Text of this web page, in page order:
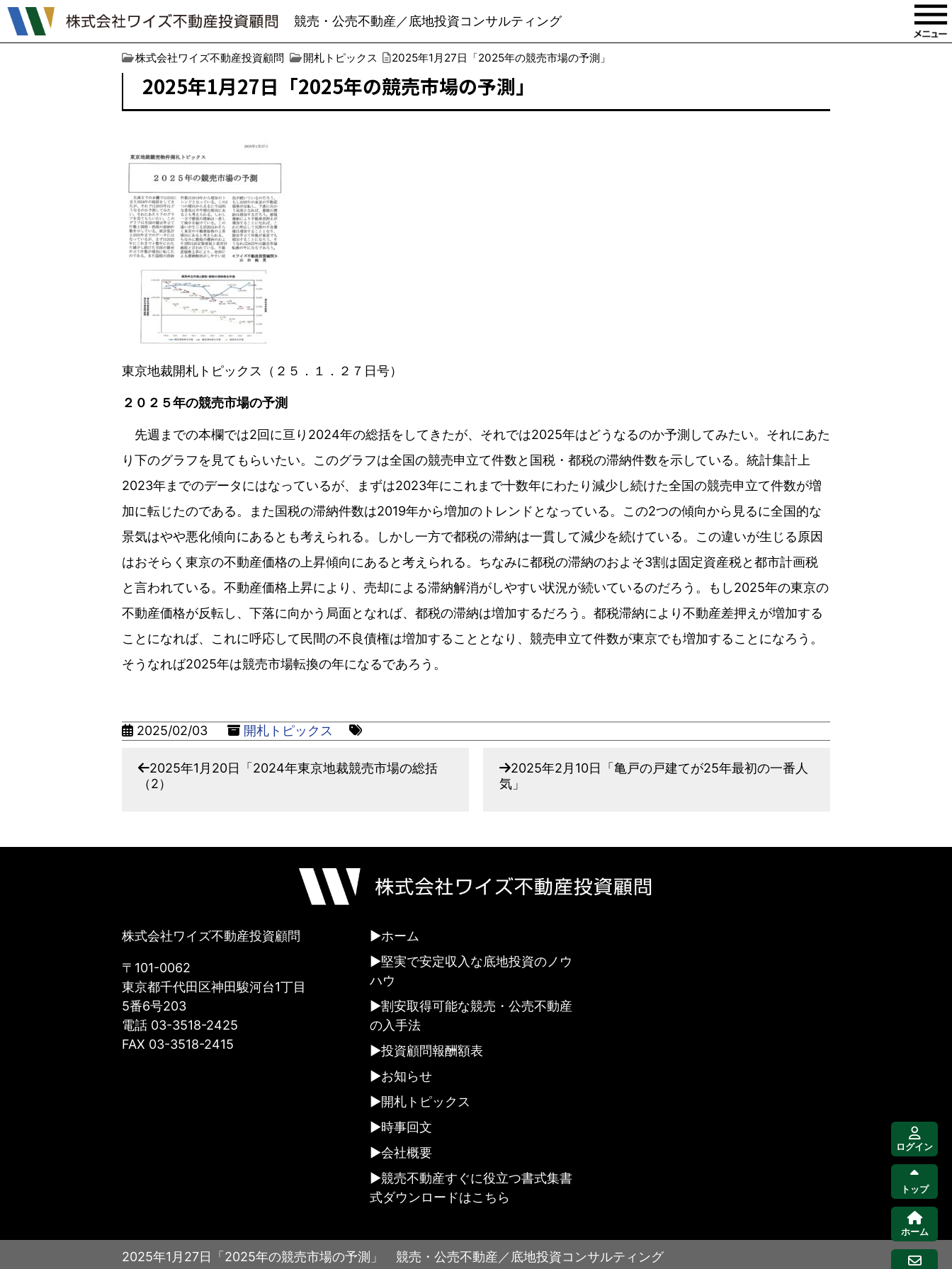
競売・公売不動産／底地投資コンサルティング
株式会社ワイズ不動産投資顧問 開札トピックス 2025年1月27日「2025年の競売市場の予測」
2025年1月27日「2025年の競売市場の予測」
東京地裁開札トピックス（２５．１．２７日号）
２０２５年の競売市場の予測
先週までの本欄では2回に亘り2024年の総括をしてきたが、それでは2025年はどうなるのか予測してみたい。それにあた
り下のグラフを見てもらいたい。このグラフは全国の競売申立て件数と国税・都税の滞納件数を示している。統計集計上
2023年までのデータにはなっているが、まずは2023年にこれまで十数年にわたり減少し続けた全国の競売申立て件数が増
加に転じたのである。また国税の滞納件数は2019年から増加のトレンドとなっている。この2つの傾向から見るに全国的な
景気はやや悪化傾向にあるとも考えられる。しかし一方で都税の滞納は一貫して減少を続けている。この違いが生じる原因
はおそらく東京の不動産価格の上昇傾向にあると考えられる。ちなみに都税の滞納のおよそ3割は固定資産税と都市計画税
と言われている。不動産価格上昇により、売却による滞納解消がしやすい状況が続いているのだろう。もし2025年の東京の
不動産価格が反転し、下落に向かう局面となれば、都税の滞納は増加するだろう。都税滞納により不動産差押えが増加する
ことになれば、これに呼応して民間の不良債権は増加することとなり、競売申立て件数が東京でも増加することになろう。
そうなれば2025年は競売市場転換の年になるであろう。
2025/02/03 開札トピックス
2025年1月20日「2024年東京地裁競売市場の総括
（2）
2025年2月10日「亀戸の戸建てが25年最初の一番人
気」
株式会社ワイズ不動産投資顧問
〒101-0062
東京都千代田区神田駿河台1丁目
5番6号203
電話 03-3518-2425
FAX 03-3518-2415
ホーム
堅実で安定収入な底地投資のノウ
ハウ
割安取得可能な競売・公売不動産
の入手法
投資顧問報酬額表
お知らせ
開札トピックス
時事回文
会社概要
競売不動産すぐに役立つ書式集書
式ダウンロードはこちら
2025年1月27日「2025年の競売市場の予測」 競売・公売不動産／底地投資コンサルティング
ログイン
トップ
ホーム